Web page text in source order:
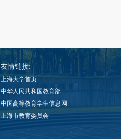
友情链接:
上海大学首页
中华人民共和国教育部
中国高等教育学生信息网
上海市教育委员会